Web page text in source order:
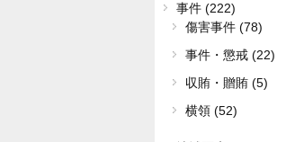
事件 (222)
傷害事件 (78)
事件・懲戒 (22)
収賄・贈賄 (5)
横領 (52)